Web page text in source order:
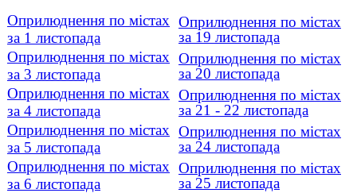
Оприлюднення по містах
за 1 листопада
Оприлюднення по містах
за 19 листопада
Оприлюднення по містах
за 3 листопада
Оприлюднення по містах
за 20 листопада
Оприлюднення по містах
за 4 листопада
Оприлюднення по містах
за 21 - 22 листопада
Оприлюднення по містах
за 5 листопада
Оприлюднення по містах
за 24 листопада
Оприлюднення по містах
за 6 листопада
Оприлюднення по містах
за 25 листопада